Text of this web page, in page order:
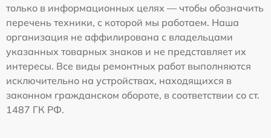
только в информационных целях — чтобы обозначить
перечень техники, с которой мы работаем. Наша
организация не аффилирована с владельцами
указанных товарных знаков и не представляет их
интересы. Все виды ремонтных работ выполняются
исключительно на устройствах, находящихся в
законном гражданском обороте, в соответствии со ст.
1487 ГК РФ.